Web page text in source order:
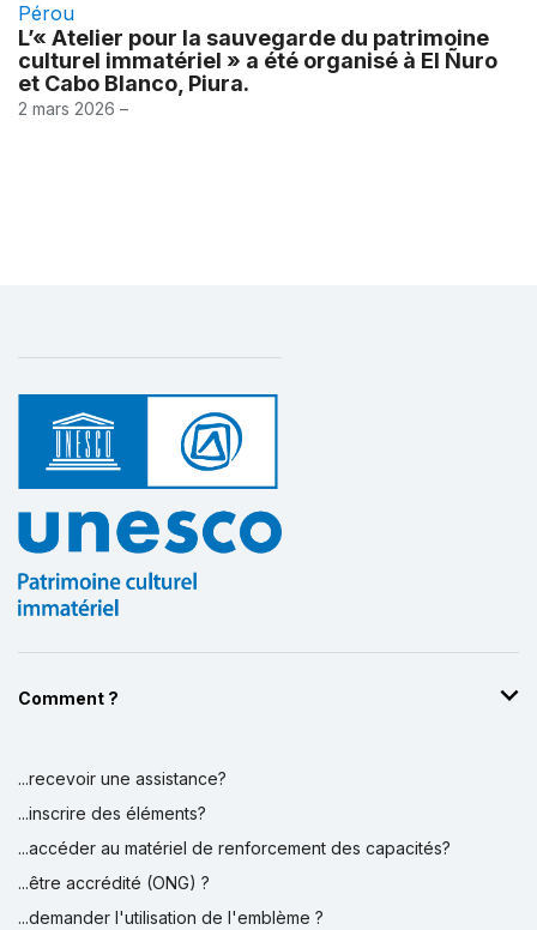
Pérou
L’« Atelier pour la sauvegarde du patrimoine
culturel immatériel » a été organisé à El Ñuro
et Cabo Blanco, Piura.
2 mars 2026 –
Comment ?
...recevoir une assistance?
...inscrire des éléments?
...accéder au matériel de renforcement des capacités?
...être accrédité (ONG) ?
...demander l'utilisation de l'emblème ?